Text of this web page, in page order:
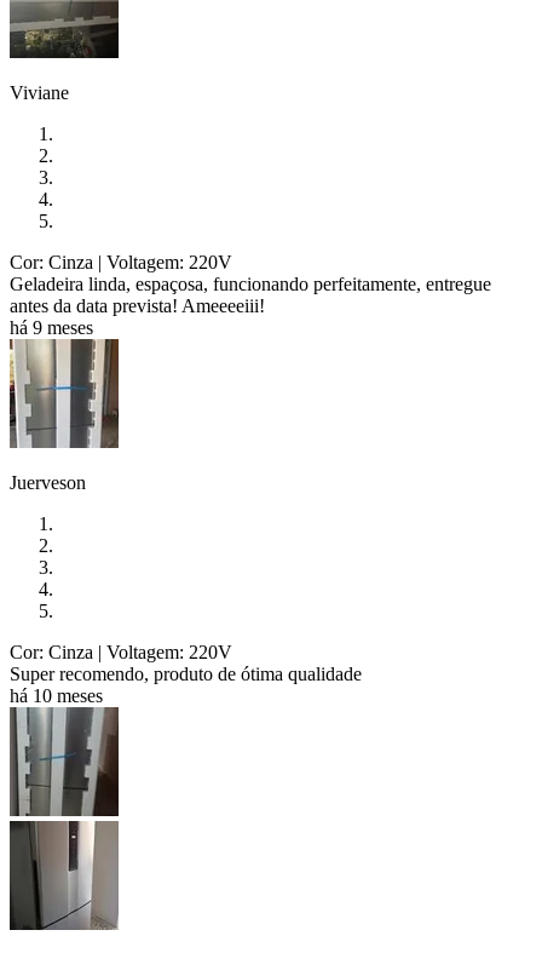
Viviane
Cor: Cinza | Voltagem: 220V
Geladeira linda, espaçosa, funcionando perfeitamente, entregue
antes da data prevista! Ameeeeiii!
há 9 meses
Juerveson
Cor: Cinza | Voltagem: 220V
Super recomendo, produto de ótima qualidade
há 10 meses